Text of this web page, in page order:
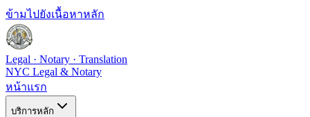
ข้ามไปยังเนื้อหาหลัก
Legal · Notary · Translation
NYC Legal & Notary
หน้าแรก
บริการหลัก